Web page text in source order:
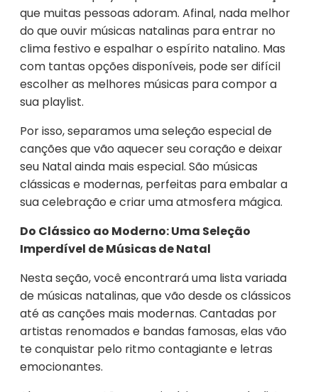
que muitas pessoas adoram. Afinal, nada melhor
do que ouvir músicas natalinas para entrar no
clima festivo e espalhar o espírito natalino. Mas
com tantas opções disponíveis, pode ser difícil
escolher as melhores músicas para compor a
sua playlist.
Por isso, separamos uma seleção especial de
canções que vão aquecer seu coração e deixar
seu Natal ainda mais especial. São músicas
clássicas e modernas, perfeitas para embalar a
sua celebração e criar uma atmosfera mágica.
Do Clássico ao Moderno: Uma Seleção
Imperdível de Músicas de Natal
Nesta seção, você encontrará uma lista variada
de músicas natalinas, que vão desde os clássicos
até as canções mais modernas. Cantadas por
artistas renomados e bandas famosas, elas vão
te conquistar pelo ritmo contagiante e letras
emocionantes.